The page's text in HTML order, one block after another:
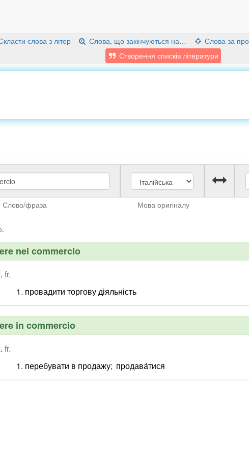
слова з літер Слова, що закінчуються на… Слова за
Створення списків літератури
Слово/фраза Мова оригіналу
.
nel commercio
fr.
провадити торгову діяльність
in commercio
fr.
перебувати в продажу; продава́тися